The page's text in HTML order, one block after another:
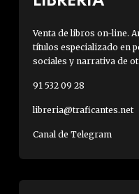
Venta de libros on-line.
títulos especializado en
sociales y narrativa de
91 532 09 28
libreria@traficantes.net
Canal de Telegram